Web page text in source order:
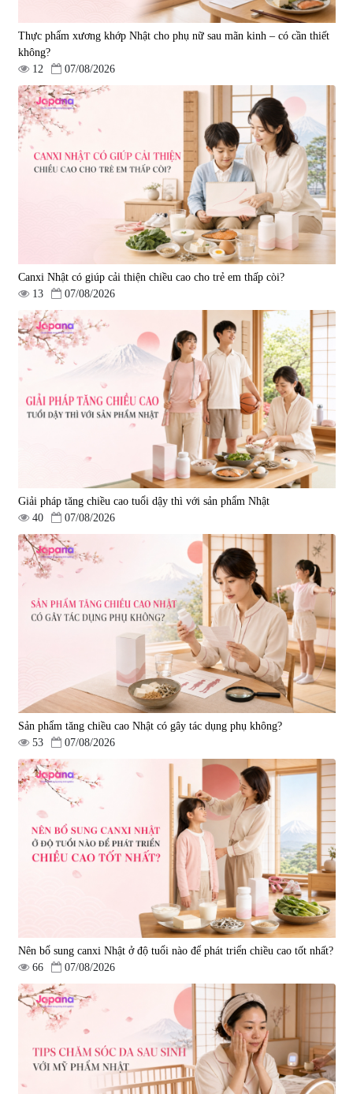
Tẩy tế bào chết Nichiei Bussan
Nano NMN+ Peeling Gel
Luxury 200g
1.490.000 đ
Viên uống hỗ trợ bền thành
mạch, ngừa tai biến Elastin Plus
& Nattokinase Hokoen 80 viên
|0
980.000 đ
Viên uống bổ gan Ribeto Shoji
Hepaclean 60 viên
543.205
690.000 đ
Viên uống hỗ trợ cải thiện thoát
vị đĩa đệm Kyoto Has 30 viên
14.560
1.600.000 đ
Sleepy Nhật Bản 80 viên
|13.760
580.000 đ
điều trị đột quỵ Biken Kinase
Gold 60 viên
|0
1.570.000 đ
Thực phẩm xương khớp Nhật cho phụ nữ sau mãn kinh – có cần thiết
không?
12
07/08/2026
Canxi Nhật có giúp cải thiện chiều cao cho trẻ em thấp còi?
13
07/08/2026
Giải pháp tăng chiều cao tuổi dậy thì với sản phẩm Nhật
40
07/08/2026
Sản phẩm tăng chiều cao Nhật có gây tác dụng phụ không?
53
07/08/2026
Nên bổ sung canxi Nhật ở độ tuổi nào để phát triển chiều cao tốt nhất?
66
07/08/2026